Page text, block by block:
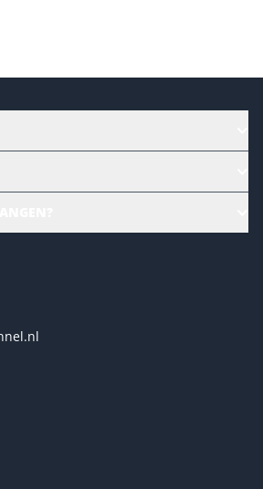
2026
2026